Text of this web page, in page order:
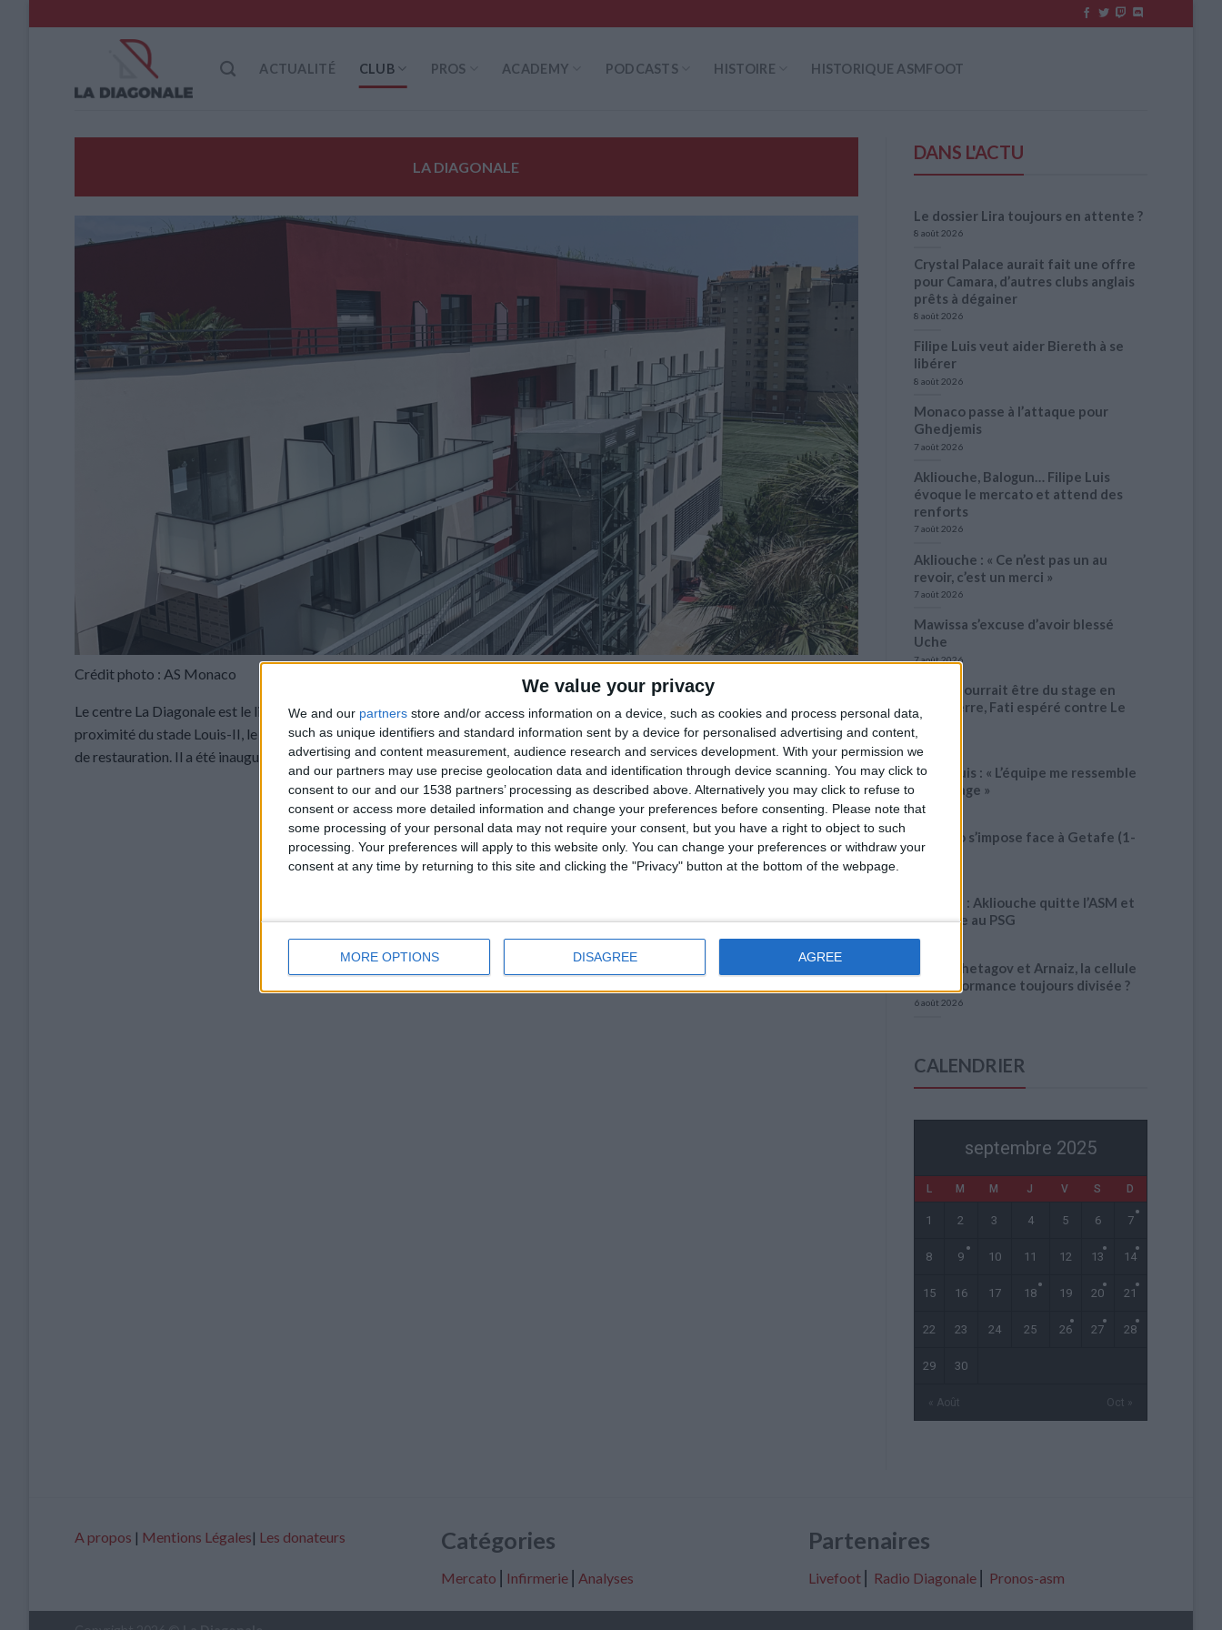
We value your privacy
We and our partners store and/or access information on a device, such as cookies and process personal data,
such as unique identifiers and standard information sent by a device for personalised advertising and content,
advertising and content measurement, audience research and services development. With your permission we
and our partners may use precise geolocation data and identification through device scanning. You may click to
consent to our and our 1538 partners’ processing as described above. Alternatively you may click to refuse to
consent or access more detailed information and change your preferences before consenting.
Please note that
some processing of your personal data may not require your consent, but you have a right to object to such
processing. Your preferences will apply to this website only. You can change your preferences or withdraw your
consent at any time by returning to this site and clicking the "Privacy" button at the bottom of the webpage.
MORE OPTIONS DISAGREE AGREE
to
ACTUALITÉ CLUB PROS ACADEMY PODCASTS HISTOIRE HISTORIQUE ASMFOOT
LA DIAGONALE
Crédit photo : AS Monaco
Le centre La Diagonale est le lieu de vie des équipes de l’Academy de l’AS Monaco. Construit sur la commune de Cap d’Ail et à
proximité du stade Louis-II, le bâtiment sur quatre étages comprend une salle de soin et d’exercices, les salles de cours et un lieu
de restauration. Il a été inauguré le 8 septembre 2022.
DANS L'ACTU
Le dossier Lira toujours en attente ?
8 août 2026
Crystal Palace aurait fait une offre
pour Camara, d’autres clubs anglais
prêts à dégainer
8 août 2026
Filipe Luis veut aider Biereth à se
libérer
8 août 2026
Monaco passe à l’attaque pour
Ghedjemis
7 août 2026
Akliouche, Balogun… Filipe Luis
évoque le mercato et attend des
renforts
7 août 2026
Akliouche : « Ce n’est pas un au
revoir, c’est un merci »
7 août 2026
Mawissa s’excuse d’avoir blessé
Uche
7 août 2026
Pogba pourrait être du stage en
Angleterre, Fati espéré contre Le
Havre
6 août 2026
Filipe Luis : « L’équipe me ressemble
davantage »
6 août 2026
Monaco s’impose face à Getafe (1-
0)
Officiel : Akliouche quitte l’ASM et
s’engage au PSG
6 août 2026
Entre Khetagov et Arnaiz, la cellule
de performance toujours divisée ?
6 août 2026
CALENDRIER
septembre 2025
L M M J V S D
« Août Oct »
1 2 3 4 5 6 7
8 9 10 11 12 13 14
15 16 17 18 19 20 21
22 23 24 25 26 27 28
29 30
A propos | Mentions Légales| Les donateurs Catégories
Mercato Infirmerie Analyses
Partenaires
Livefoot⎢ Radio Diagonale⎢ Pronos-asm